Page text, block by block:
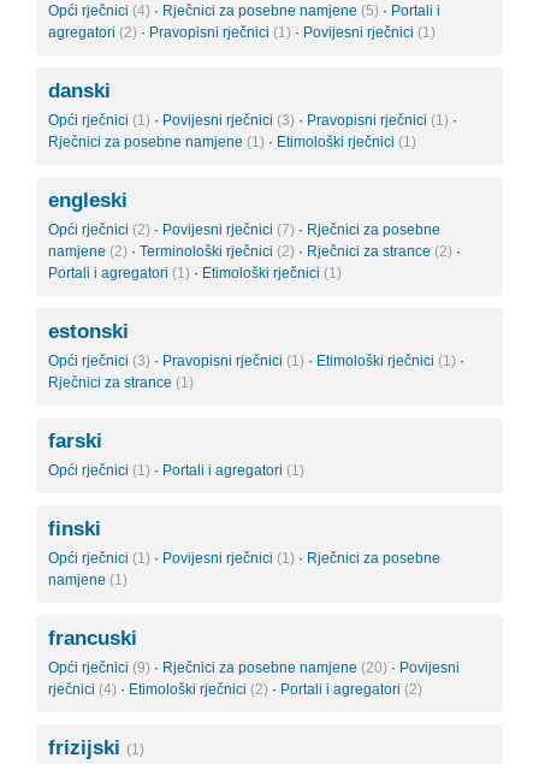
Opći rječnici (4) · Rječnici za posebne namjene (5) · Portali i
agregatori (2) · Pravopisni rječnici (1) · Povijesni rječnici (1)
danski
Opći rječnici (1) · Povijesni rječnici (3) · Pravopisni rječnici (1) ·
Rječnici za posebne namjene (1) · Etimološki rječnici (1)
engleski
Opći rječnici (2) · Povijesni rječnici (7) · Rječnici za posebne
namjene (2) · Terminološki rječnici (2) · Rječnici za strance (2) ·
Portali i agregatori (1) · Etimološki rječnici (1)
estonski
Opći rječnici (3) · Pravopisni rječnici (1) · Etimološki rječnici (1) ·
Rječnici za strance (1)
farski
Opći rječnici (1) · Portali i agregatori (1)
finski
Opći rječnici (1) · Povijesni rječnici (1) · Rječnici za posebne
namjene (1)
francuski
Opći rječnici (9) · Rječnici za posebne namjene (20) · Povijesni
rječnici (4) · Etimološki rječnici (2) · Portali i agregatori (2)
frizijski (1)